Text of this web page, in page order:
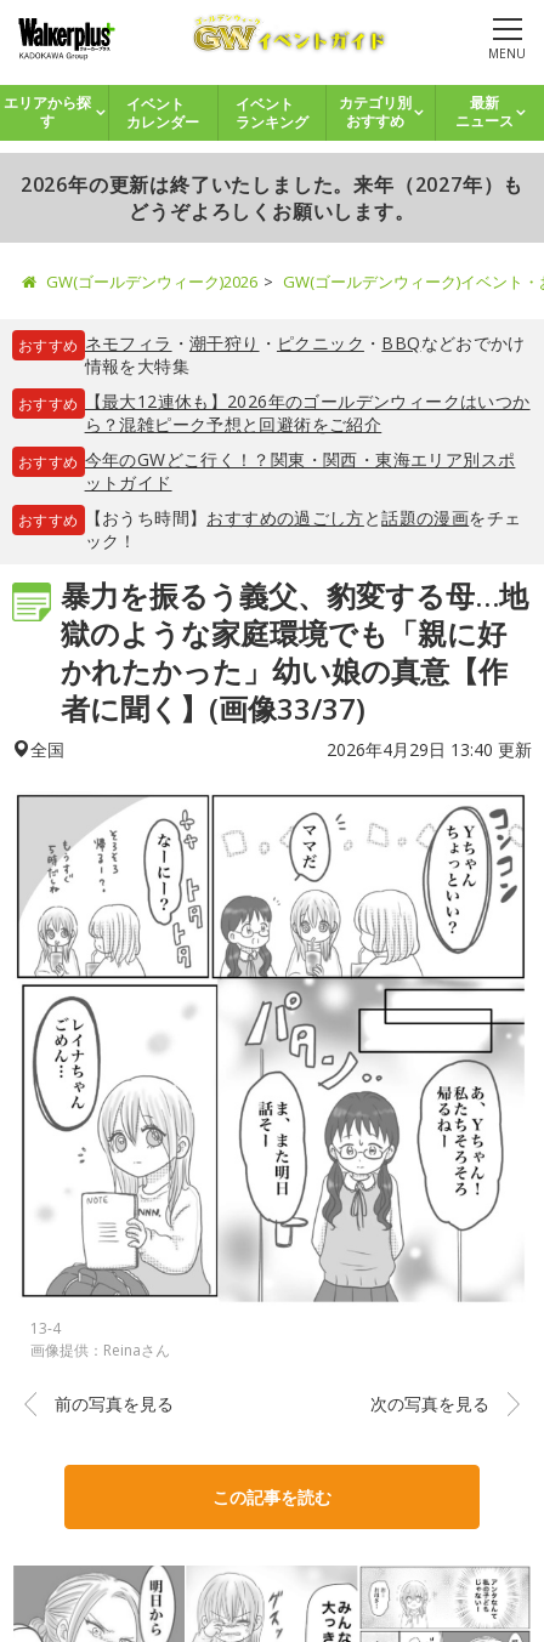
MENU
エリアから探
す
イベント
カレンダー
イベント
ランキング
カテゴリ別
おすすめ
最新
ニュース
2026年の更新は終了いたしました。来年（2027年）も
どうぞよろしくお願いします。
GW(ゴールデンウィーク)2026 GW(ゴールデンウィーク)イベント
おすすめ ネモフィラ ・ 潮干狩り ・ ピクニック ・ BBQなどおでかけ
情報を大特集
おすすめ
【最大12連休も】2026年のゴールデンウィークはいつか
ら？混雑ピーク予想と回避術をご紹介
おすすめ 今年のGWどこ行く！？関東・関西・東海エリア別スポ
ットガイド
おすすめ 【おうち時間】 おすすめの過ごし方と話題の漫画をチェ
ック！
暴力を振るう義父、豹変する母…地
獄のような家庭環境でも「親に好
かれたかった」幼い娘の真意【作
者に聞く】(画像33/37)
全国 2026年4月29日 13:40 更新
13-4
画像提供：Reinaさん
前の写真を見る 次の写真を見る
この記事を読む